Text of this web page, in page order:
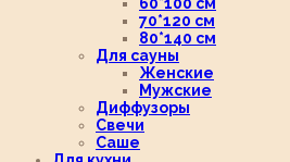
70*120 см
80*140 см
Для сауны
Женские
Мужские
Диффузоры
Свечи
Саше